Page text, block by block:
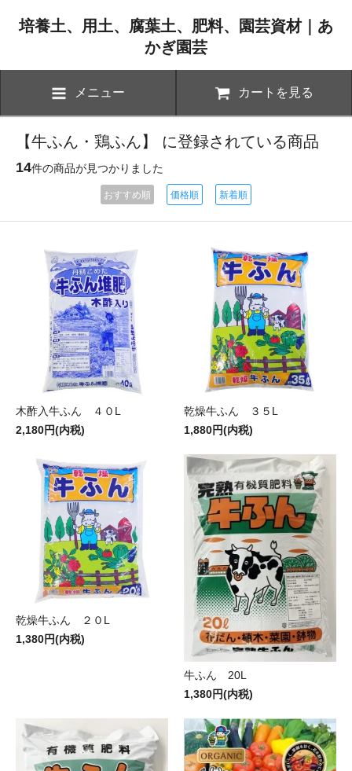
培養土、用土、腐葉土、肥料、園芸資材｜あ
かぎ園芸
メニュー カートを見る
【牛ふん・鶏ふん】 に登録されている商品
14件の商品が見つかりました
おすすめ順 価格順 新着順
木酢入牛ふん ４０L
2,180円(内税)
乾燥牛ふん ３５L
1,880円(内税)
乾燥牛ふん ２０L
1,380円(内税)
牛ふん 20L
1,380円(内税)